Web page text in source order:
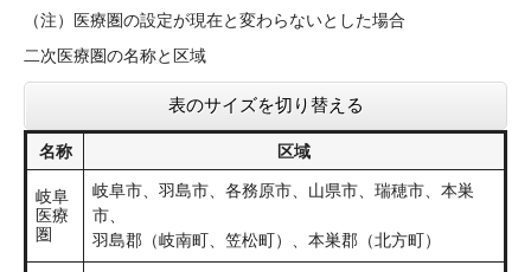
（注）医療圏の設定が現在と変わらないとした場合
二次医療圏の名称と区域
表のサイズを切り替える
名称 区域
岐阜
医療
圏
岐阜市、羽島市、各務原市、山県市、瑞穂市、本巣
市、
羽島郡（岐南町、笠松町）、本巣郡（北方町）